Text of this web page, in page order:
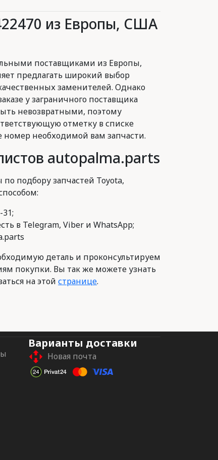
из Европы, США
поставщиками из Европы,
предлагать широкий выбор
заменителей. Однако
у заграничного поставщика
невозвратными, поэтому
отметку в списке
номер необходимой вам запчасти.
autopalma.parts
подбору запчастей Toyota,
в Telegram, Viber и WhatsApp;
деталь и проконсультируем
покупки. Вы так же можете узнать
на этой странице.
Варианты доставки
Новая почта